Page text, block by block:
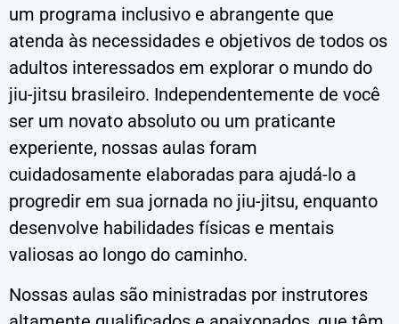
um programa inclusivo e abrangente que
atenda às necessidades e objetivos de todos os
adultos interessados em explorar o mundo do
jiu-jitsu brasileiro. Independentemente de você
ser um novato absoluto ou um praticante
experiente, nossas aulas foram
cuidadosamente elaboradas para ajudá-lo a
progredir em sua jornada no jiu-jitsu, enquanto
desenvolve habilidades físicas e mentais
valiosas ao longo do caminho.
Nossas aulas são ministradas por instrutores